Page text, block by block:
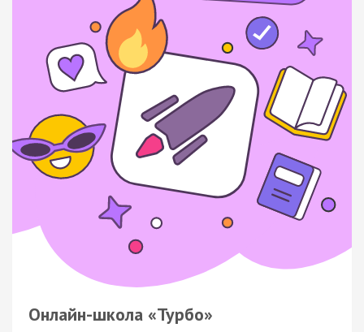
Онлайн-школа «Турбо»